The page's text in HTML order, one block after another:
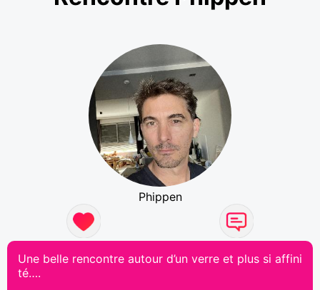
Phippen
Une belle rencontre autour d’un verre et plus si affini
té….